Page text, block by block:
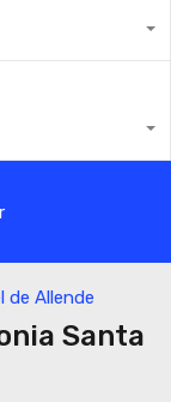
de Allende
Santa